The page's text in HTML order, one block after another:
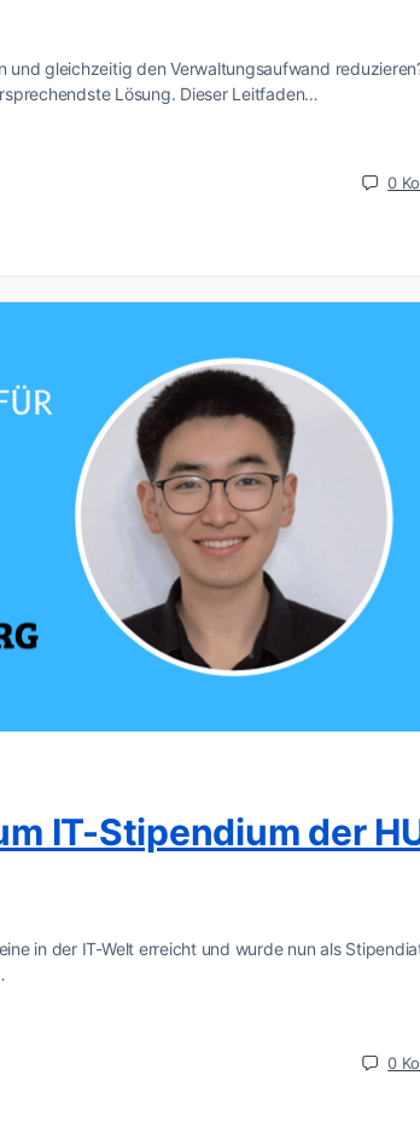
gleichzeitig den Verwaltungsaufwand
Lösung. Dieser Leitfaden…
0
IT-Stipendium der
in der IT-Welt erreicht und wurde nun als
0